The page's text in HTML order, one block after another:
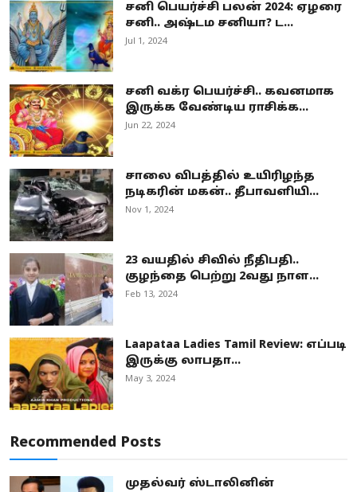
சனி பெயர்ச்சி பலன் 2024: ஏழரை
சனி.. அஷ்டம சனியா? ட...
Jul 1, 2024
சனி வக்ர பெயர்ச்சி.. கவனமாக
இருக்க வேண்டிய ராசிக்க...
Jun 22, 2024
சாலை விபத்தில் உயிரிழந்த
நடிகரின் மகன்.. தீபாவளியி...
Nov 1, 2024
23 வயதில் சிவில் நீதிபதி..
குழந்தை பெற்று 2வது நாள...
Feb 13, 2024
Laapataa Ladies Tamil Review: எப்படி
இருக்கு லாபதா...
May 3, 2024
Recommended Posts
முதல்வர் ஸ்டாலினின்